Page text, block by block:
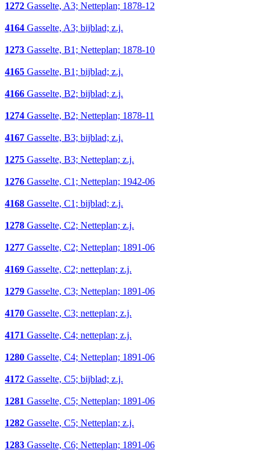
1272 Gasselte, A3; Netteplan; 1878-12
4164 Gasselte, A3; bijblad; z.j.
1273 Gasselte, B1; Netteplan; 1878-10
4165 Gasselte, B1; bijblad; z.j.
4166 Gasselte, B2; bijblad; z.j.
1274 Gasselte, B2; Netteplan; 1878-11
4167 Gasselte, B3; bijblad; z.j.
1275 Gasselte, B3; Netteplan; z.j.
1276 Gasselte, C1; Netteplan; 1942-06
4168 Gasselte, C1; bijblad; z.j.
1278 Gasselte, C2; Netteplan; z.j.
1277 Gasselte, C2; Netteplan; 1891-06
4169 Gasselte, C2; netteplan; z.j.
1279 Gasselte, C3; Netteplan; 1891-06
4170 Gasselte, C3; netteplan; z.j.
4171 Gasselte, C4; netteplan; z.j.
1280 Gasselte, C4; Netteplan; 1891-06
4172 Gasselte, C5; bijblad; z.j.
1281 Gasselte, C5; Netteplan; 1891-06
1282 Gasselte, C5; Netteplan; z.j.
1283 Gasselte, C6; Netteplan; 1891-06